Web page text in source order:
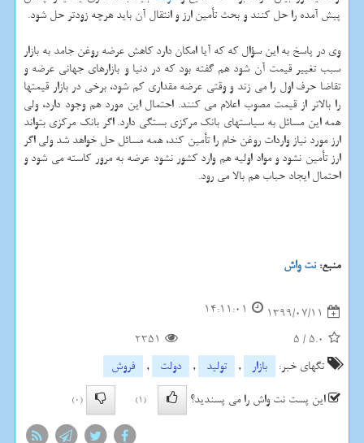
پیش آمده را حل کنند و بحث تأمین ارز و انتقال آن باید هرچه زودتر حل شود.
وی در پاسخ به این سؤال که که آیا امکان دارد کاهش عرضه روغن جامد به بازار
سبب تغییر قیمت آن شود هم گفته بود که در دنیا و بازارهای جهانی عرضه و
تقاضا حرف اول را می زند و وقتی عرضه مقداری کم شود، برخی در بازار قیمتها
را بالاتر از قیمت مصوب اعلام می کنند. احتمال این مورد هم وجود دارد، ولی
همه این مسائل به سیاستهای بانک مرکزی بستگی دارد. اگر بانک مرکزی بتواند
ارز مورد نیاز واردات روغن خام را تأمین کند، همه مسائل حل خواهد شد ولی اگر
ارز تأمین نشود و مواد اولیه هم وارد کشور نشود عرضه به مرور کاسته می شود و
احتمال ایجاد حباب هم بالا می رود.
منبع:نت واش
1399/07/11
14:11:01
5.0
/
5
2351
تگهای خبر:
بازار , تولید , دولت ,
فروش
این پست نت واش را می پسندید؟
(1)
(0)